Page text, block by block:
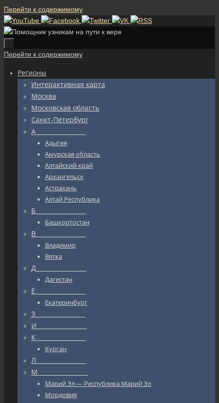
Перейти к содержимому
Перейти к содержимому
Регионы
Интерактивная карта
Москва
Московская область
Санкт-Петербург
А_________________
Адыгея
Амурская область
Алтайский край
Архангельск
Астрахань
Алтай Республика
Б_________________
Башкортостан
В_________________
Владимир
Вятка
Д_________________
Дагестан
Е_________________
Екатеринбург
З_________________
И_________________
К_________________
Курган
Л_________________
М_________________
Марий Эл — Республика Марий Эл
Мордовия